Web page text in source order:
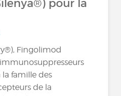
pour la
Fingolimod
famille des
de la